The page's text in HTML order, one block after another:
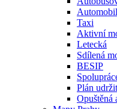
Taxi
Aktivní
Letecká
Sdílená
BESIP
Plán
Opuštěná